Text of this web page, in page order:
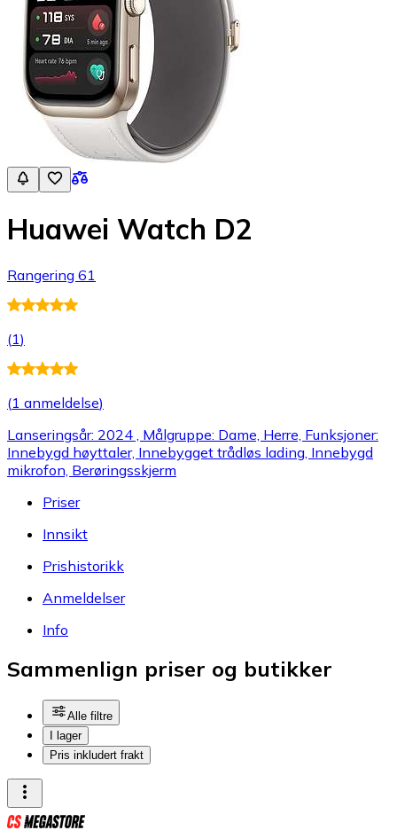
Huawei Watch D2
Rangering 61
(1)
(1 anmeldelse)
Lanseringsår: 2024 , Målgruppe: Dame, Herre, Funksjoner:
Innebygd høyttaler, Innebygget trådløs lading, Innebygd
mikrofon, Berøringsskjerm
Priser
Innsikt
Prishistorikk
Anmeldelser
Info
Sammenlign priser og butikker
Alle filtre
I lager
Pris inkludert frakt